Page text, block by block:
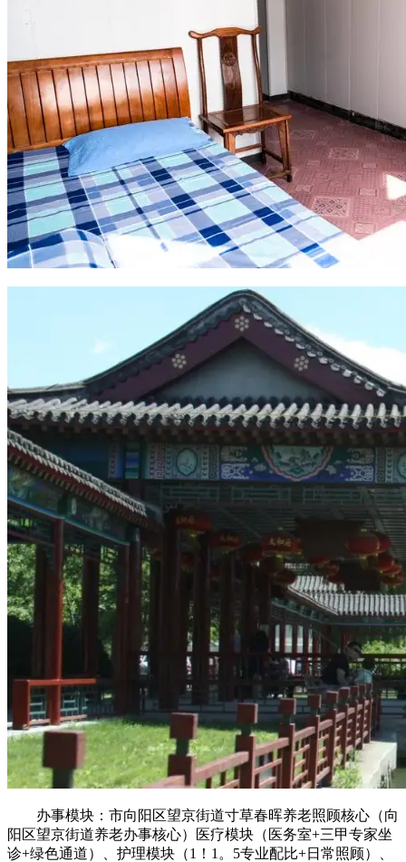
办事模块：市向阳区望京街道寸草春晖养老照顾核心（向
阳区望京街道养老办事核心）医疗模块（医务室+三甲专家坐
诊+绿色通道）、护理模块（1！1。5专业配比+日常照顾）、